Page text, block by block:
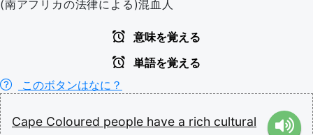
(南アフリカの法律による)混血人
意味を覚える
単語を覚える
このボタンはなに？
Cape Coloured people have a rich cultural